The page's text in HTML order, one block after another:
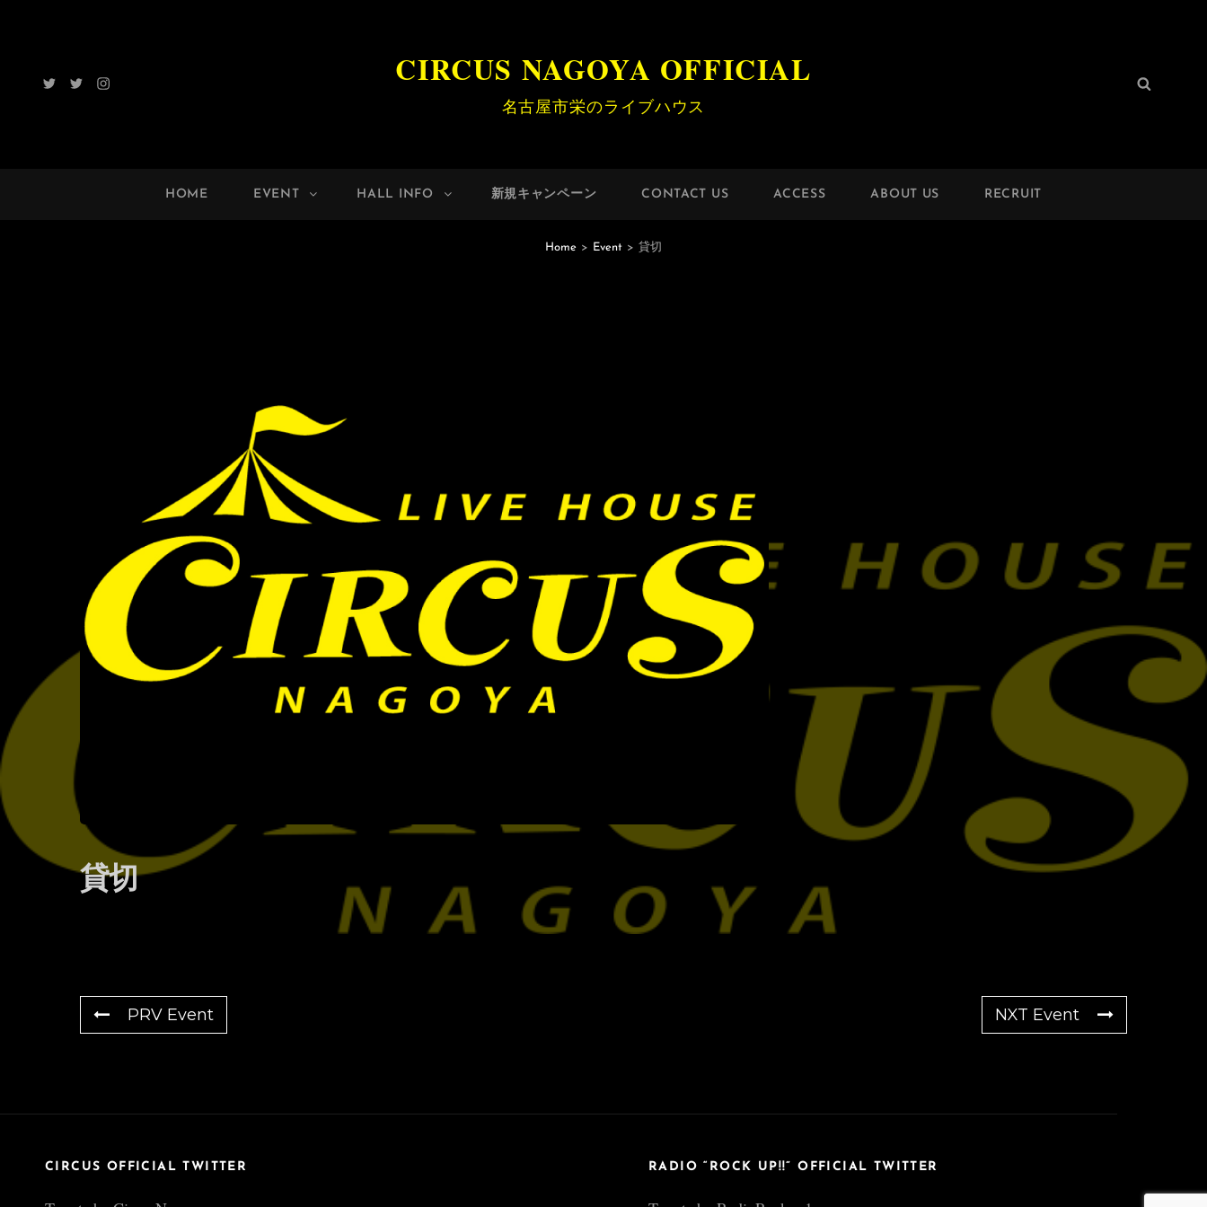
TwitterRadioInstagram CIRCUS NAGOYA OFFICIAL
名古屋市栄のライブハウス
検
HOME EVENT HALL INFO 新規キャンペーン CONTACT US ACCESS ABOUT US RECRUIT
Home > Event > 貸切
貸切
PRV Event NXT Event
CIRCUS OFFICIAL TWITTER RADIO “ROCK UP!!” OFFICIAL TWITTER